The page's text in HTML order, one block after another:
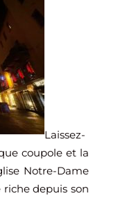
Laissez-
coupole et la
Notre-Dame
riche depuis son